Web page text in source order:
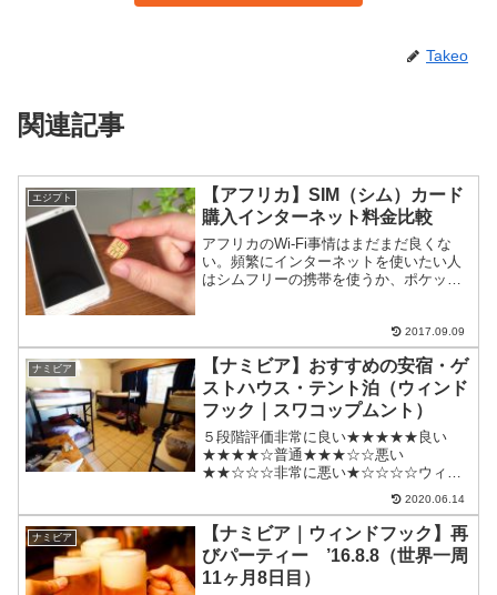
Takeo
関連記事
エジプト
【アフリカ】SIM（シム）カード
購入インターネット料金比較
アフリカのWi-Fi事情はまだまだ良くな
い。頻繁にインターネットを使いたい人
はシムフリーの携帯を使うか、ポケット
まとめてみます。エジプトキャリアボー
ダフォン（vo...
2017.09.09
ナミビア
【ナミビア】おすすめの安宿・ゲ
ストハウス・テント泊（ウィンド
フック｜スワコップムント）
５段階評価非常に良い★★★★★良い
★★★★☆普通★★★☆☆悪い
★★☆☆☆非常に悪い★☆☆☆☆ウィン
ドフックの安宿・ゲストハウス・テント
泊カードボードボックスバックパッカー
ズThe Cardboard Box Backpackers宿泊
料金ド...
2020.06.14
ナミビア
【ナミビア｜ウィンドフック】再
びパーティー ’16.8.8（世界一周
11ヶ月8日目）